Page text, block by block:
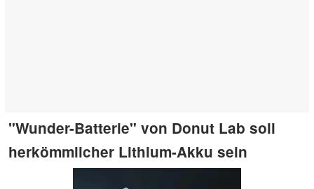
"Wunder-Batterie" von Donut Lab soll
herkömmlicher Lithium-Akku sein